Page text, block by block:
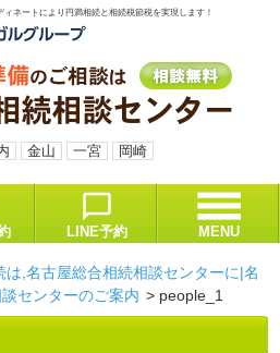
ネートにより円満相続と相続税節税を実現します！
金山 一宮 岡崎
LINE予約 MENU
,名古屋総合相続相談センターに|名
センターのご案内 > people_1